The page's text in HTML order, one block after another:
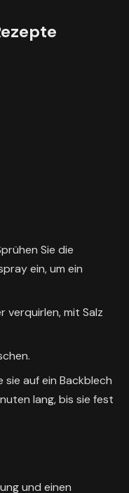
Sie die
ein, um ein
verquirlen, mit Salz
sie auf ein Backblech
lang, bis sie fest
und einen